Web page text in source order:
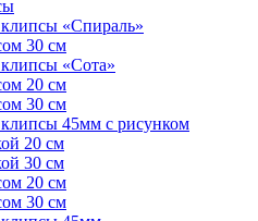
«Спираль»
30 см
«Сота»
20 см
30 см
45мм с рисунком
20 см
30 см
20 см
30 см